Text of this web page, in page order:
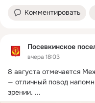
Комментировать
Посевкинское
вчера 18:03
8 августа отмечается
— отличный повод
зрении. ...